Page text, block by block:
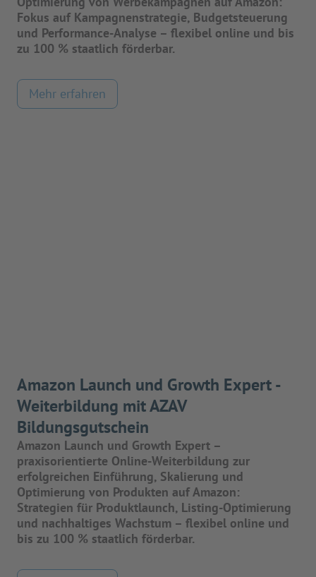
Fokus auf Kampagnenstrategie, Budgetsteuerung
und Performance-Analyse – flexibel online und bis
zu 100 % staatlich förderbar.
Mehr erfahren
Amazon Launch und Growth Expert -
Weiterbildung mit AZAV
Bildungsgutschein
Amazon Launch und Growth Expert –
praxisorientierte Online-Weiterbildung zur
erfolgreichen Einführung, Skalierung und
Optimierung von Produkten auf Amazon:
Strategien für Produktlaunch, Listing-Optimierung
und nachhaltiges Wachstum – flexibel online und
bis zu 100 % staatlich förderbar.